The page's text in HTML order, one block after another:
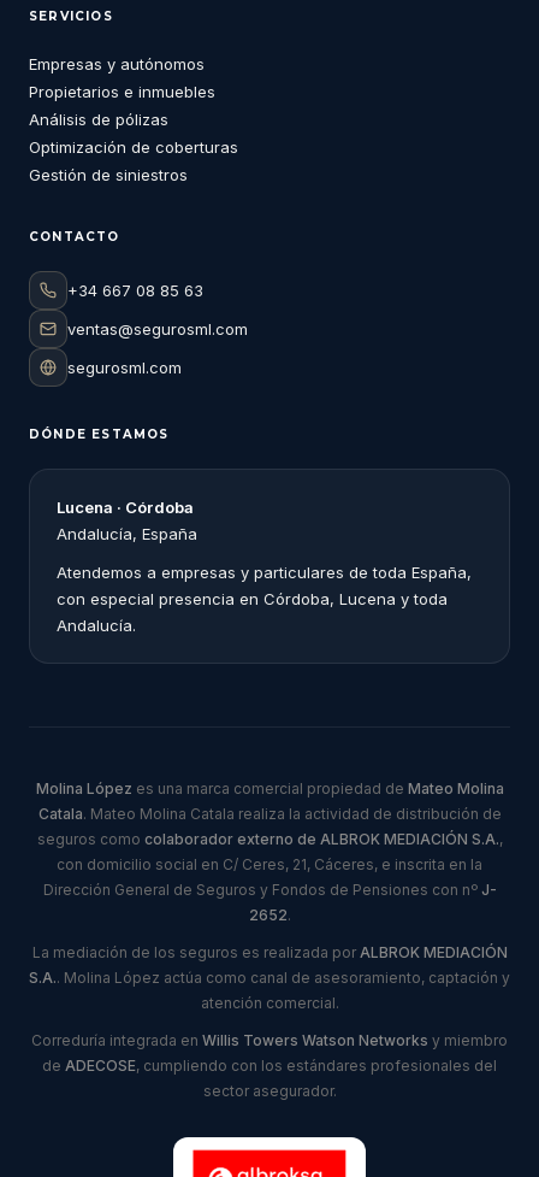
SERVICIOS
Empresas y autónomos
Propietarios e inmuebles
Análisis de pólizas
Optimización de coberturas
Gestión de siniestros
CONTACTO
+34 667 08 85 63
ventas@segurosml.com
segurosml.com
DÓNDE ESTAMOS
Lucena · Córdoba
Andalucía, España
Atendemos a empresas y particulares de toda España,
con especial presencia en Córdoba, Lucena y toda
Andalucía.
Molina López es una marca comercial propiedad de Mateo Molina
Catala. Mateo Molina Catala realiza la actividad de distribución de
seguros como colaborador externo de ALBROK MEDIACIÓN S.A.,
con domicilio social en C/ Ceres, 21, Cáceres, e inscrita en la
Dirección General de Seguros y Fondos de Pensiones con nº J-
2652.
La mediación de los seguros es realizada por ALBROK MEDIACIÓN
S.A.. Molina López actúa como canal de asesoramiento, captación y
atención comercial.
Correduría integrada en Willis Towers Watson Networks y miembro
de ADECOSE, cumpliendo con los estándares profesionales del
sector asegurador.